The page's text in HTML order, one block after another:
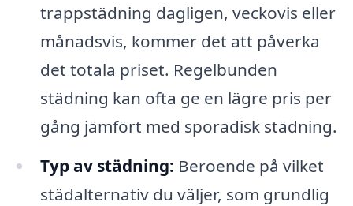
trappstädning dagligen, veckovis eller
månadsvis, kommer det att påverka
det totala priset. Regelbunden
städning kan ofta ge en lägre pris per
gång jämfört med sporadisk städning.
Typ av städning: Beroende på vilket
städalternativ du väljer, som grundlig